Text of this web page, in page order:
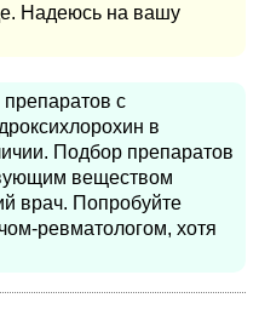
Надеюсь на вашу
с
в
Подбор препаратов
веществом
врач. Попробуйте
ревматологом, хотя